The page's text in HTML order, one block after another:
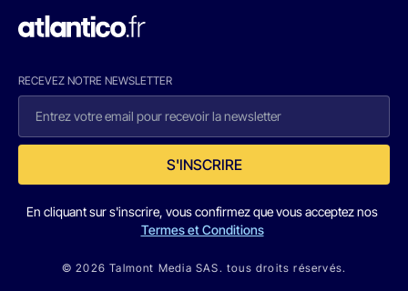
RECEVEZ NOTRE NEWSLETTER
S'INSCRIRE
En cliquant sur s'inscrire, vous confirmez que vous acceptez nos
Termes et Conditions
© 2026 Talmont Media SAS. tous droits réservés.